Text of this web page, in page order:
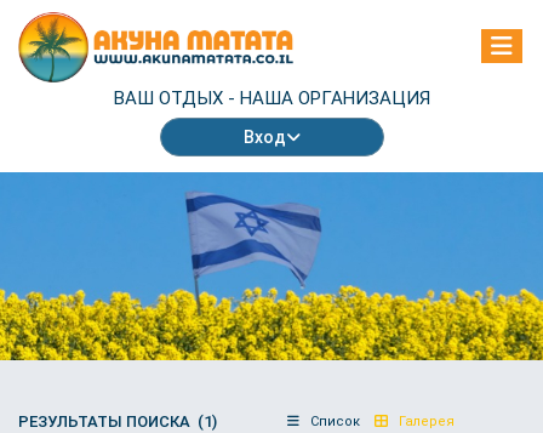
ВАШ ОТДЫХ - НАША ОРГАНИЗАЦИЯ
Вход
РЕЗУЛЬТАТЫ ПОИСКА (1) Список Галерея